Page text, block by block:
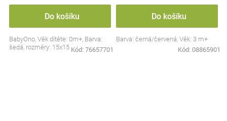
Do košíku
BabyOno, Věk dítěte: 0m+, Barva:
šedá, rozměry: 15x15 cm.
Kód: 76657701
Do košíku
Barva: černá/červená, Věk: 3 m+
Kód: 08865901